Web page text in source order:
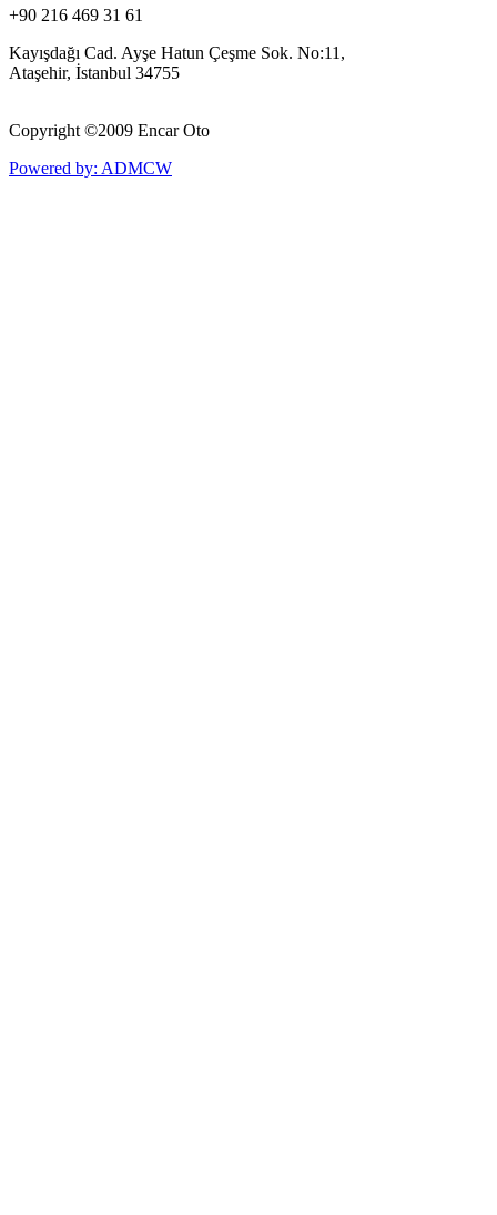
+90 216 469 31 61
Kayışdağı Cad. Ayşe Hatun Çeşme Sok. No:11,
Ataşehir, İstanbul 34755
Copyright ©2009 Encar Oto
Powered by: ADMCW